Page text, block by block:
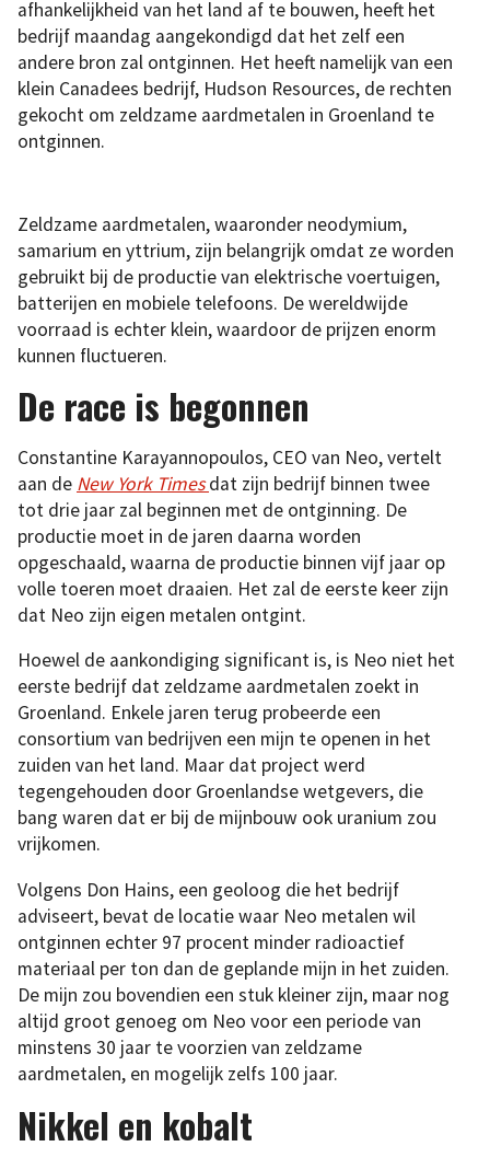
afhankelijkheid van het land af te bouwen, heeft het
bedrijf maandag aangekondigd dat het zelf een
andere bron zal ontginnen. Het heeft namelijk van een
klein Canadees bedrijf, Hudson Resources, de rechten
gekocht om zeldzame aardmetalen in Groenland te
ontginnen.
Zeldzame aardmetalen, waaronder neodymium,
samarium en yttrium, zijn belangrijk omdat ze worden
gebruikt bij de productie van elektrische voertuigen,
batterijen en mobiele telefoons. De wereldwijde
voorraad is echter klein, waardoor de prijzen enorm
kunnen fluctueren.
De race is begonnen
Constantine Karayannopoulos, CEO van Neo, vertelt
aan de New York Timesdat zijn bedrijf binnen twee
tot drie jaar zal beginnen met de ontginning. De
productie moet in de jaren daarna worden
opgeschaald, waarna de productie binnen vijf jaar op
volle toeren moet draaien. Het zal de eerste keer zijn
dat Neo zijn eigen metalen ontgint.
Hoewel de aankondiging significant is, is Neo niet het
eerste bedrijf dat zeldzame aardmetalen zoekt in
Groenland. Enkele jaren terug probeerde een
consortium van bedrijven een mijn te openen in het
zuiden van het land. Maar dat project werd
tegengehouden door Groenlandse wetgevers, die
bang waren dat er bij de mijnbouw ook uranium zou
vrijkomen.
Volgens Don Hains, een geoloog die het bedrijf
adviseert, bevat de locatie waar Neo metalen wil
ontginnen echter 97 procent minder radioactief
materiaal per ton dan de geplande mijn in het zuiden.
De mijn zou bovendien een stuk kleiner zijn, maar nog
altijd groot genoeg om Neo voor een periode van
minstens 30 jaar te voorzien van zeldzame
aardmetalen, en mogelijk zelfs 100 jaar.
Nikkel en kobalt